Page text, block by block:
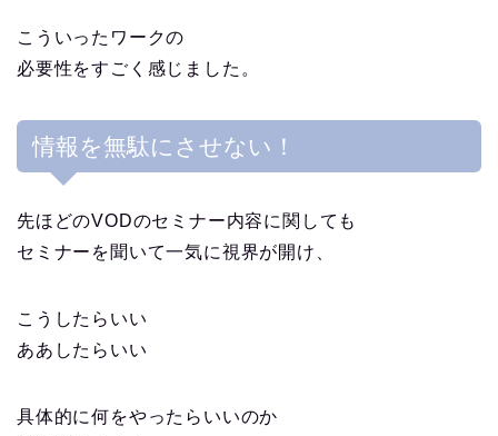
こういったワークの
必要性をすごく感じました。
情報を無駄にさせない！
先ほどのVODのセミナー内容に関しても
セミナーを聞いて一気に視界が開け、
こうしたらいい
ああしたらいい
具体的に何をやったらいいのか